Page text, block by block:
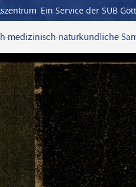
Ein Service der SUB
medizinisch-naturkundliche